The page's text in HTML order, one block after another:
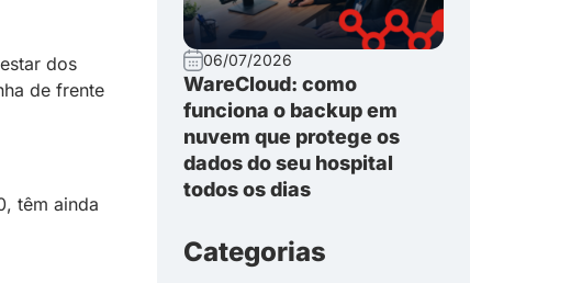
dos
de frente
têm ainda
06/07/2026
WareCloud: como
funciona o backup em
nuvem que protege os
dados do seu hospital
todos os dias
Categorias